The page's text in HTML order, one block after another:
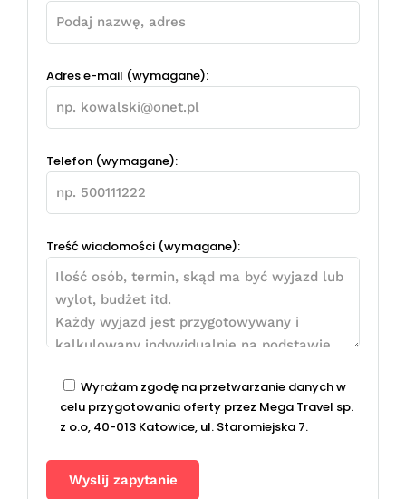
Adres e-mail (wymagane):
Telefon (wymagane):
Treść wiadomości (wymagane):
Wyrażam zgodę na przetwarzanie danych w
celu przygotowania oferty przez Mega Travel sp.
z o.o, 40-013 Katowice, ul. Staromiejska 7.